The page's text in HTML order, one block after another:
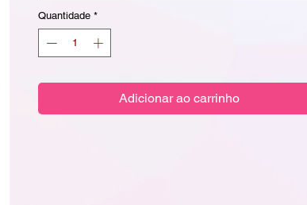
Quantidade *
Adicionar ao carrinho